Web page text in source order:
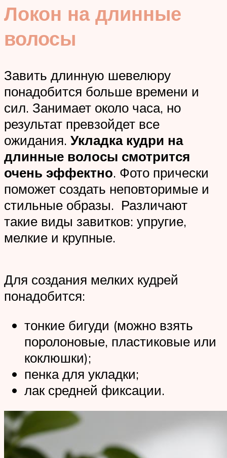
Локон на длинные
волосы
Завить длинную шевелюру
понадобится больше времени и
сил. Занимает около часа, но
результат превзойдет все
ожидания. Укладка кудри на
длинные волосы смотрится
очень эффектно. Фото прически
поможет создать неповторимые и
стильные образы. Различают
такие виды завитков: упругие,
мелкие и крупные.
Для создания мелких кудрей
понадобится:
тонкие бигуди (можно взять
поролоновые, пластиковые или
коклюшки);
пенка для укладки;
лак средней фиксации.